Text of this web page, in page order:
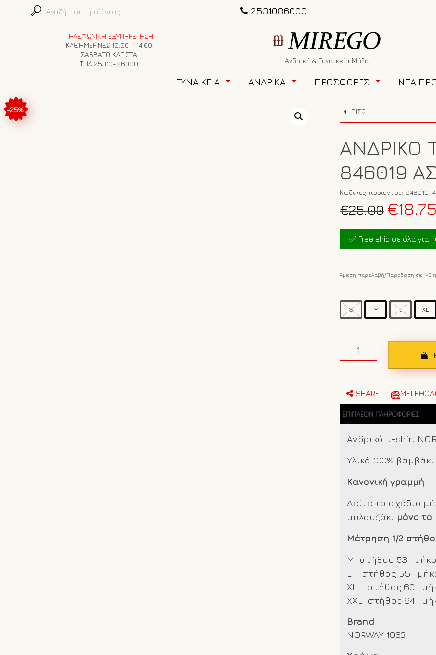
2531086000
ΤΗΛΕΦΩΝΙΚΗ ΕΞΥΠΗΡΕΤΗΣΗ
ΚΑΘΗΜΕΡΙΝΕΣ 10:00 - 14:00
ΣΑΒΒΑΤΟ ΚΛΕΙΣΤΑ
ΤΗΛ 25310-86000
Ανδρική & Γυναικεία Μόδα
ΓΥΝΑΙΚΕΙΑ ΑΝΔΡΙΚΑ ΠΡΟΣΦΟΡΕΣ ΝΕΑ
-25% ΠΙΣΩ
ΑΝΔΡΙΚΌ
846019
Κωδικός προϊόντος: 846019-4
€25.00 Original
price
was:
€25.00.
€18.75
✅ Free ship σε όλα για
Άμεση παραλαβή/Παράδοση σε 1-3
S M L XL
shirt
846019
ποσότητα
SHARE
ΕΠΙΠΛΈΟΝ ΠΛΗΡΟΦΟΡΊΕΣ
Ανδρικό t-shirt
Υλικό 100% βαμβάκι
Κανονική γραμμή
Δείτε το σχέδιο
μπλουζάκι μόνο
Μέτρηση 1/2
M στήθος 53
L στήθος 55
XL στήθος 60
XXL
στήθος 64
Brand
NORWAY 1963